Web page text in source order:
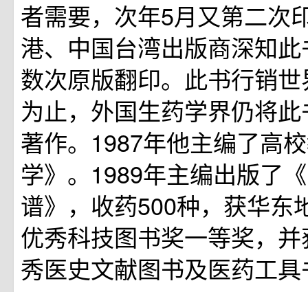
者需要，次年5月又第二次
港、中国台湾出版商深知
数次原版翻印。此书行销
为止，外国生药学界仍将
著作。1987年他主编了高
学》。1989年主编出版了
谱》，收药500种，获华东
优秀科技图书奖一等奖，
秀医史文献图书及医药工